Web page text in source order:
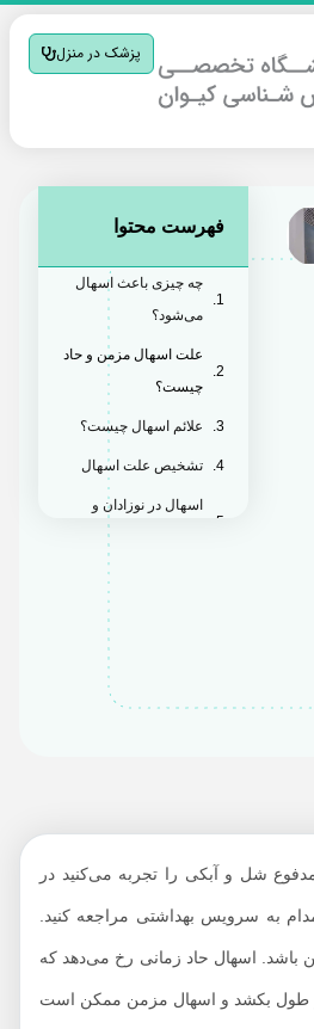
پزشک در منزل
فهرست محتوا
چه چیزی باعث اسهال
می‌شود؟
علت اسهال مزمن و حاد
چیست؟
علائم اسهال چیست؟
تشخیص علت اسهال
اسهال در نوزادان و
روش‌های درمان اسهال
چه زمانی برای اسهال به
شل و آبکی را تجربه می‌کنید در
سرویس بهداشتی مراجعه کنید.
اسهال حاد زمانی رخ می‌دهد که
۱ تا ۲ روز طول بکشد و اسهال مزمن ممکن است